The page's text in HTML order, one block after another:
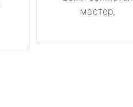
мастер.